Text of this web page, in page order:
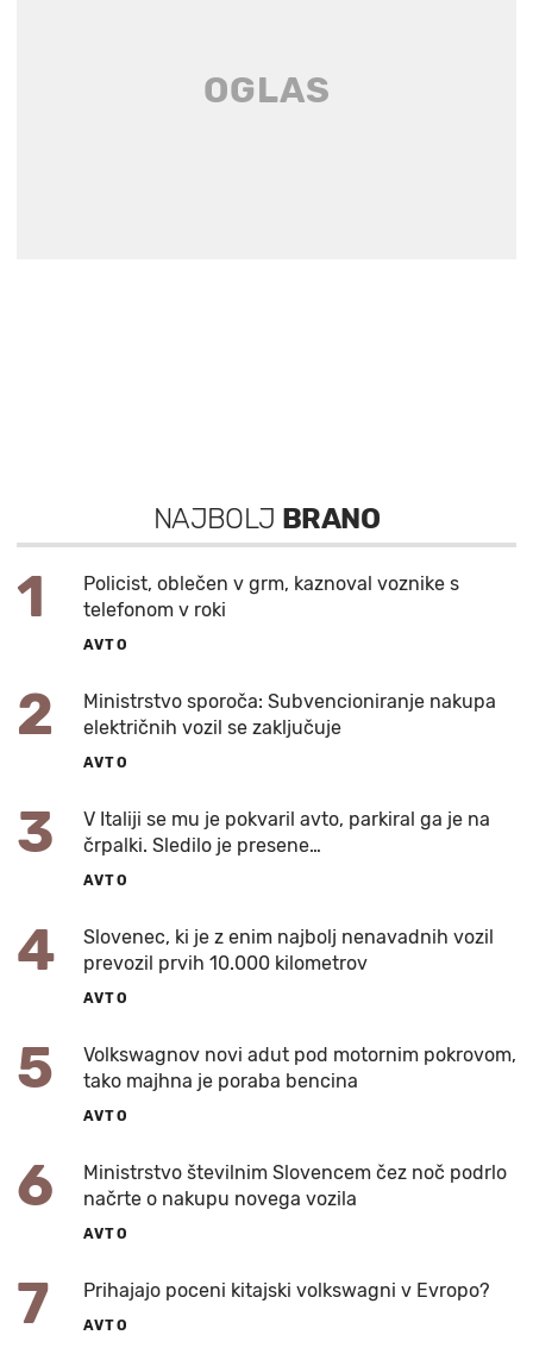
NAJBOLJ BRANO
1
Policist, oblečen v grm, kaznoval voznike s
telefonom v roki
AVTO
2
Ministrstvo sporoča: Subvencioniranje nakupa
električnih vozil se zaključuje
AVTO
3
V Italiji se mu je pokvaril avto, parkiral ga je na
črpalki. Sledilo je presene…
AVTO
4
Slovenec, ki je z enim najbolj nenavadnih vozil
prevozil prvih 10.000 kilometrov
AVTO
5
Volkswagnov novi adut pod motornim pokrovom,
tako majhna je poraba bencina
AVTO
6
Ministrstvo številnim Slovencem čez noč podrlo
načrte o nakupu novega vozila
AVTO
7 Prihajajo poceni kitajski volkswagni v Evropo?
AVTO